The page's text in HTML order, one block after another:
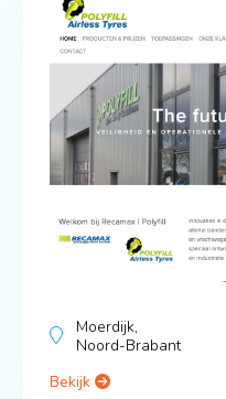
Moerdijk,
Noord-Brabant
Bekijk